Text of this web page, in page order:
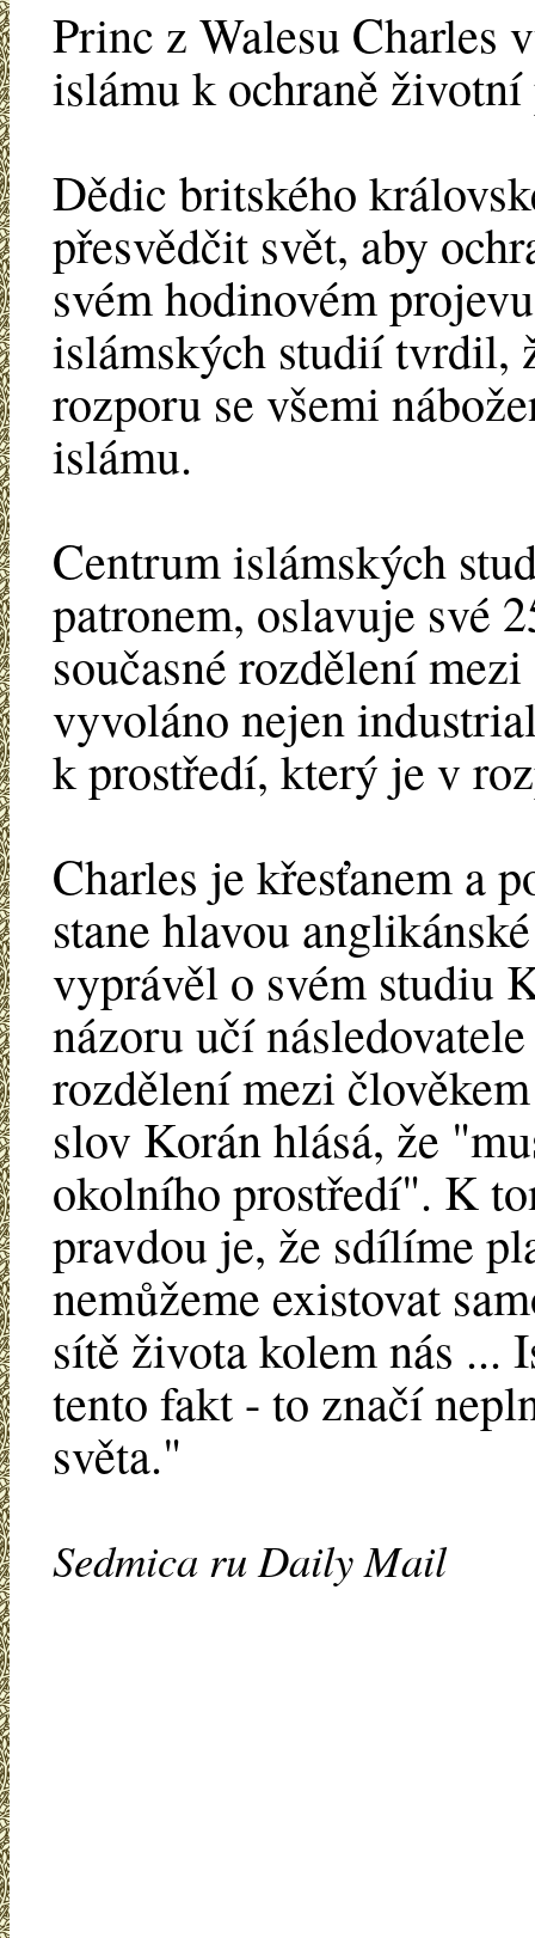
Princ z Walesu Charles
islámu k ochraně
Dědic britského
přesvědčit svět, aby
svém hodinovém
islámských studií tvrdil,
rozporu se všemi
islámu.
Centrum islámských
patronem, oslavuje své
současné rozdělení
vyvoláno nejen
k prostředí, který je v
Charles je křesťanem a
stane hlavou
vyprávěl o svém studiu
názoru učí
rozdělení mezi
slov Korán hlásá, že
okolního prostředí". K
pravdou je, že sdílíme
nemůžeme existovat
sítě života kolem nás ...
tento fakt - to značí
světa."
Sedmica ru Daily Mail